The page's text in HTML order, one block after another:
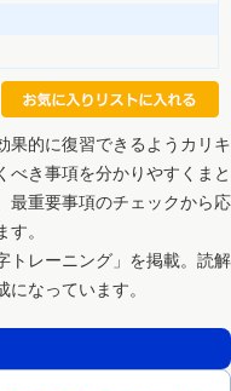
果的に復習できるようカリキ
べき事項を分かりやすくまと
最重要事項のチェックから応
。
トレーニング」を掲載。読解
なっています。